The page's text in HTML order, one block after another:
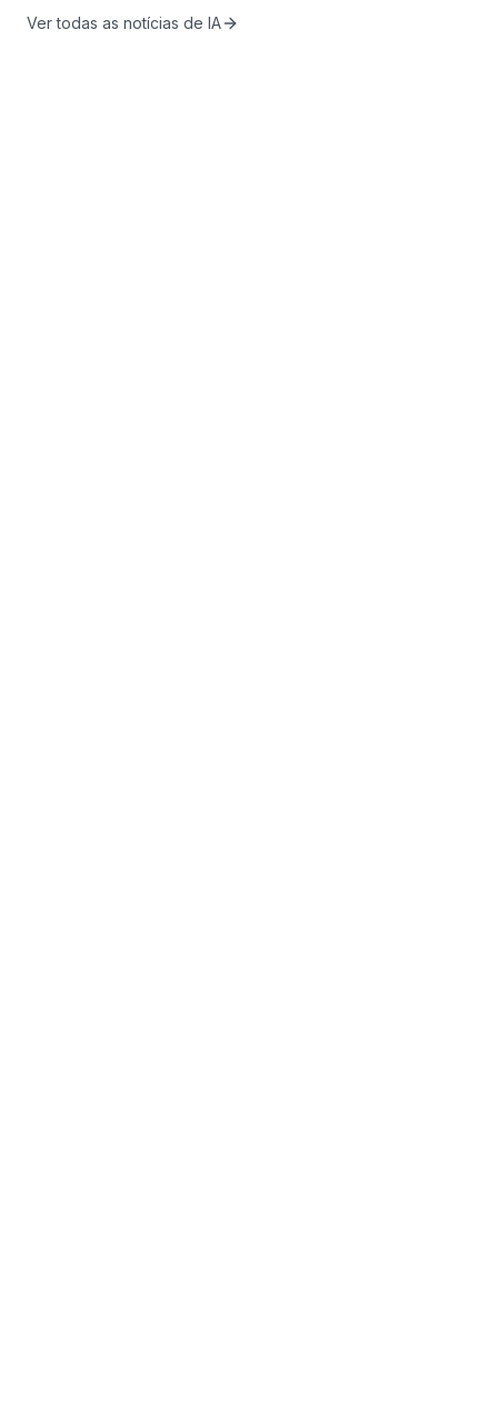
Ver todas as notícias de IA